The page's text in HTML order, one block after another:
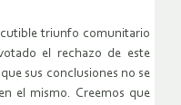
triunfo comunitario
el rechazo de este
sus conclusiones no se
el mismo. Creemos que